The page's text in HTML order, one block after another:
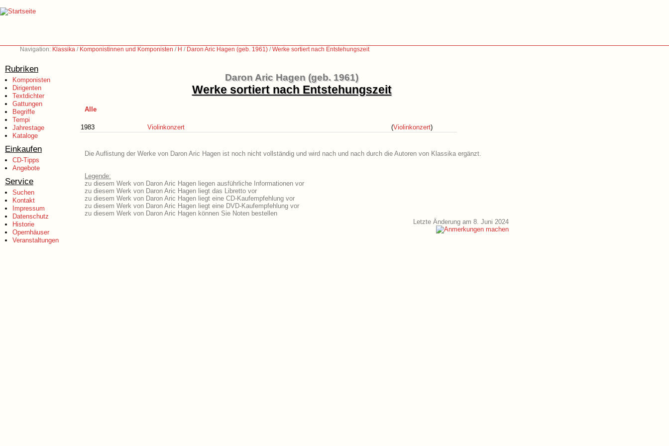
Navigation: Klassika / Komponistinnen und Komponisten / H / Daron Aric Hagen (geb. 1961) /Werke sortiert nach Entstehungszeit
Rubriken
Komponisten
Dirigenten
Textdichter
Gattungen
Begriffe
Tempi
Jahrestage
Kataloge
Einkaufen
CD-Tipps
Angebote
Service
Suchen
Kontakt
Impressum
Datenschutz
Historie
Opernhäuser
Veranstaltungen
Daron Aric Hagen (geb. 1961)
Werke sortiert nach Entstehungszeit
Alle
1983 Violinkonzert (Violinkonzert)
Die Auflistung der Werke von Daron Aric Hagen ist noch nicht vollständig und wird nach und nach durch die Autoren von Klassika ergänzt.
Legende:
zu diesem Werk von Daron Aric Hagen liegen ausführliche Informationen vor
zu diesem Werk von Daron Aric Hagen liegt das Libretto vor
zu diesem Werk von Daron Aric Hagen liegt eine CD-Kaufempfehlung vor
zu diesem Werk von Daron Aric Hagen liegt eine DVD-Kaufempfehlung vor
zu diesem Werk von Daron Aric Hagen können Sie Noten bestellen
Letzte Änderung am 8. Juni 2024